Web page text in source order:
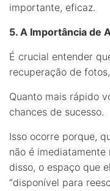
importante, eficaz.
5. A Importância de
É crucial entender
recuperação de
Quanto mais rápido
chances de sucesso.
Isso ocorre porque,
não é
disso, o espaço que
“disponível para